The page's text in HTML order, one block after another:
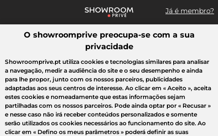
Já é membro?
Pesquisar uma marca, um artigo, uma venda...
Todas as vendas Moda Desporto Casa Criança Beleza
O showroomprive preocupa-se com a sua
privacidade
Showroomprive.pt utiliza cookies e tecnologias similares para analisar
a navegação, medir a audiência do site e o seu desempenho e ainda
para lhe propor, junto com os nossos parceiros, publicidades
adaptadas aos seus centros de interesse. Ao clicar em « Aceito », aceita
estes cookies e nomeadamente que estas informações sejam
partilhadas com os nossos parceiros. Pode ainda optar por « Recusar »
e nesse caso não irá receber conteúdos personalizados e somente
serão utilizados os cookies necessários ao funcionamento do site. Ao
clicar em « Defino os meus parâmetros » poderá definir as suas